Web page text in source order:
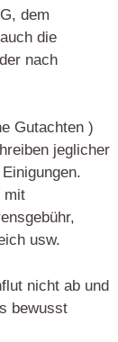
dem
die
nach
Gutachten )
jeglicher
mit
usw.
nicht ab und
bewusst